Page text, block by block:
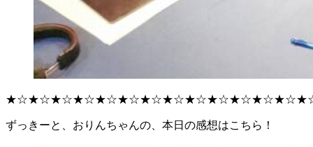
ずっきーと、おりんちゃんの、本日の感想はこちら！